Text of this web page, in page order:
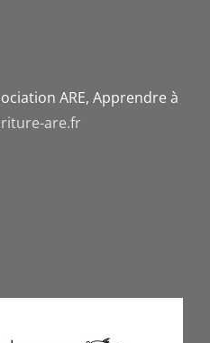
ARE, Apprendre à
are.fr